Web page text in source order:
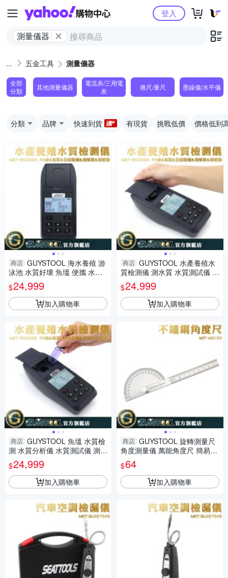
Yahoo購物中心
測量儀器
登入
五金工具 測量儀器
全部
分類
其他測量儀器
電流表/三用電
表
捲尺/量尺 墨線儀/水平儀
分類 品牌 快速到貨 有現貨 挑戰低價 價格低到
商店 GUYSTOOL 海水養殖 游
泳池 水質好壞 魚塭 便攜 水質
測試儀 測水質 MET-WD5000
$24,999
加入購物車
商店 GUYSTOOL 魚塭 水質檢
測 水質分析儀 水質測試儀 測水
質 MET-WD5000 海生館 磷酸
鹽 海水養殖PH 溶解氧
$24,999
加入購物車
商店 GUYSTOOL 水產養殖水
質檢測儀 測水質 水質測試儀 水
質分析儀 海水養殖MET-WD50
00 海生館 便攜
$24,999
加入購物車
商店 GUYSTOOL 旋轉測量尺
角度測量儀 萬能角度尺 簡易量
角器 分度規 半圓尺 AG150 分
度尺 量角尺
$64
加入購物車